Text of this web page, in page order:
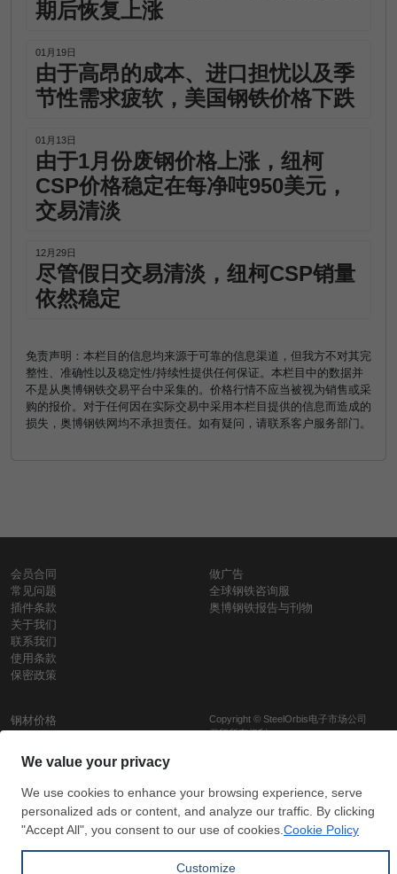
期后恢复上涨
01月19日
由于高昂的成本、进口担忧以及季
节性需求疲软，美国钢铁价格下跌
01月13日
由于1月份废钢价格上涨，纽柯
CSP价格稳定在每净吨950美元，
交易清淡
12月29日
尽管假日交易清淡，纽柯CSP销量
依然稳定
免责声明：本栏目的信息均来源于可靠的信息渠道，但我方不对其完
整性、准确性以及稳定性/持续性提供任何保证。本栏目中的数据并
不是从奥博钢铁交易平台中采集的。价格行情不应当被视为销售或采
购的报价。对于任何因在实际交易中采用本栏目提供的信息而造成的
损失，奥博钢铁网均不承担责任。如有疑问，请联系客户服务部门。
会员合同
常见问题
插件条款
关于我们
联系我们
使用条款
保密政策
做广告
全球钢铁咨询服
奥博钢铁报告与刊物
钢材价格
每日废钢价格
盘条价格
Copyright © SteelOrbis电子市场公司
保留所有权利
阅
付
付